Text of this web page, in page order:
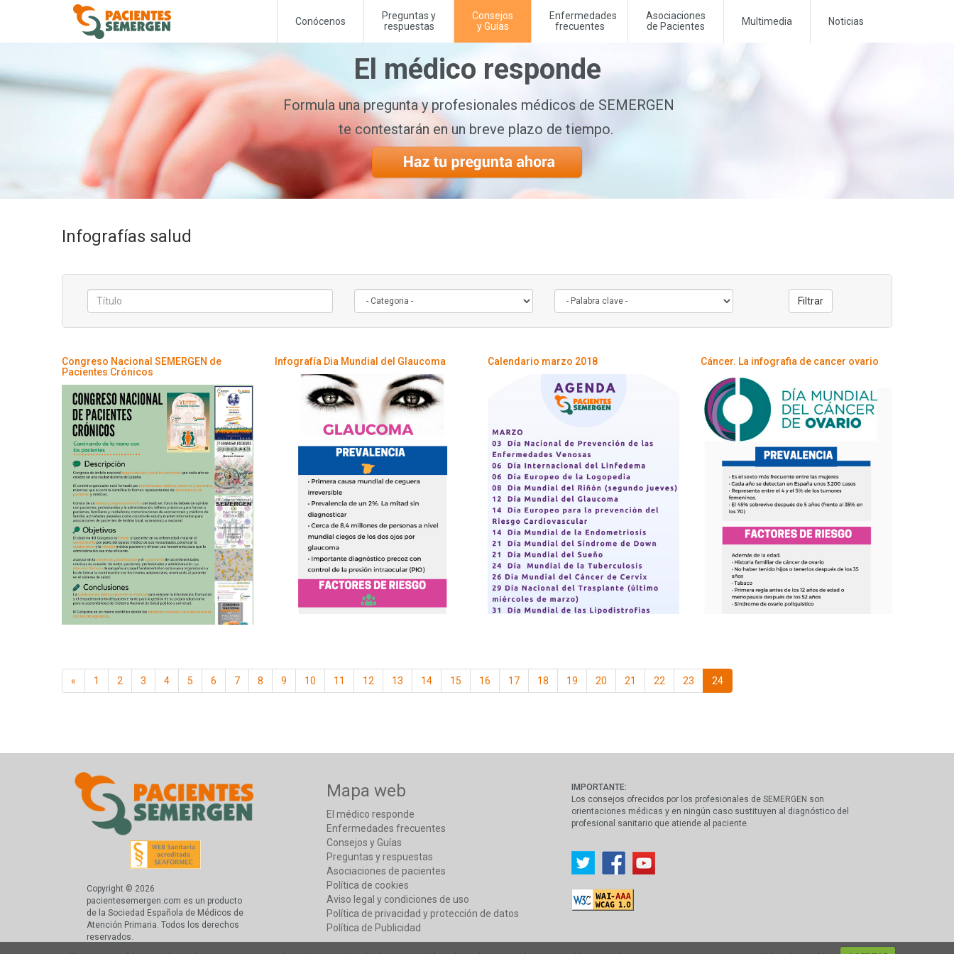
Conócenos
Preguntas y
respuestas
Consejos
y Guías
Enfermedades
frecuentes
Asociaciones
de Pacientes
Multimedia Noticias
El médico responde
Formula una pregunta y profesionales médicos de SEMERGEN
te contestarán en un breve plazo de tiempo.
Infografías salud
Filtrar
Congreso Nacional SEMERGEN de
Pacientes Crónicos
Infografía Dia Mundial del Glaucoma Calendario marzo 2018 Cáncer. La infografia de cancer ovario
« 1 2 3 4 5 6 7 8 9 10 11 12 13 14 15 16 17 18 19 20 21 22 23 24
Copyright © 2026
pacientesemergen.com es un producto
de la Sociedad Española de Médicos de
Atención Primaria. Todos los derechos
reservados.
Mapa web
El médico responde
Enfermedades frecuentes
Consejos y Guías
Preguntas y respuestas
Asociaciones de pacientes
Política de cookies
Aviso legal y condiciones de uso
Política de privacidad y protección de datos
Política de Publicidad
IMPORTANTE:
Los consejos ofrecidos por los profesionales de SEMERGEN son
orientaciones médicas y en ningún caso sustituyen al diagnóstico del
profesional sanitario que atiende al paciente.